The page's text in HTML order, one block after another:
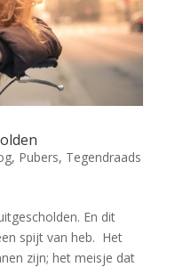
, Pubers, Tegendraads
En dit
spijt van heb. Het
zijn; het meisje dat